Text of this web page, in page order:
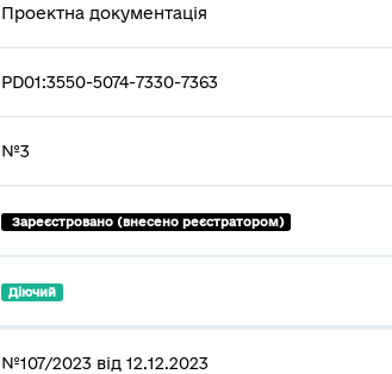
Проектна документація
PD01:3550-5074-7330-7363
№3
Зареєстровано (внесено реєстратором)
Діючий
№107/2023 від 12.12.2023